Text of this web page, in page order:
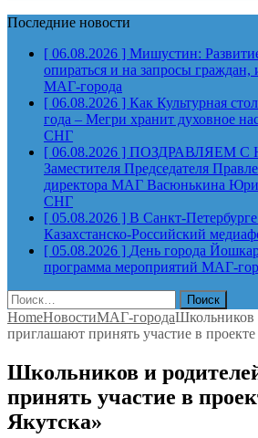
Последние новости
[ 06.08.2026 ] Мишустин:
опираться и на запросы граждан,
МАГ-города
[ 06.08.2026 ] Как Культурная
года – Мегри хранит духовное
СНГ
[ 06.08.2026 ] ПОЗДРАВЛЯЕМ С
Заместителя Председателя
директора МАГ Васюнькина
СНГ
[ 05.08.2026 ] В Санкт-
Казахстанско-Российский
[ 05.08.2026 ] День города
программа мероприятий МАГ-
Найти:
HomeНовостиМАГ-городаШкольников
приглашают принять участие в
Школьников и
принять участие в
Якутска»